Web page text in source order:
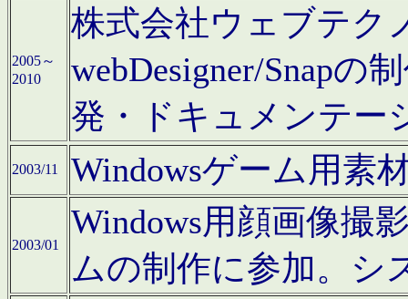
2005～
2010
株式会社ウェブテク
webDesigner/Snapの
発・ドキュメンテー
2003/11 Windowsゲーム用素
2003/01
Windows用顔画像撮
ムの制作に参加。シ